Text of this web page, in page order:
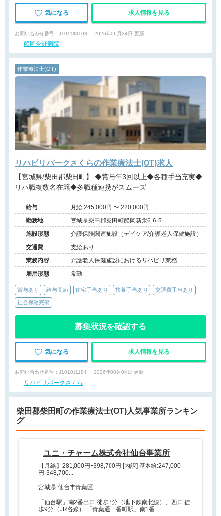
気になる 求人情報を見る
お問い合わせ番号 : J101183103 2026年06月24日 更新
船岡今野病院
作業療法士(OT)
リハビリパークさくらの作業療法士(OT)求人
【宮城県/柴田郡柴田町】 ◆賞与年3回以上◆各種手当充実◆
リハ職複数名在籍◆多職種連携がスムーズ
給与
月給 245,000円 〜 220,000円
勤務地
宮城県柴田郡柴田町船岡新栄6-6-5
施設形態
介護保険関連施設（デイケア/介護老人保健施設）
交通費
支給あり
業務内容
介護老人保健施設におけるリハビリ業務
雇用形態
常勤
賞与あり 給与高め 住宅手当あり 扶養手当あり 交通費手当あり
社会保険完備
募集状況を確認する
気になる 求人情報を見る
お問い合わせ番号 : J101011184 2026年08月04日 更新
リハビリパークさくら
柴田郡柴田町の作業療法士(OT)人気事業所ランキン
グ
ユニ・チャーム株式会社仙台事業所
【月給】281,000円ｰ398,700円 [内訳] 基本給:247,000
円-348,700...
宮城県 仙台市青葉区
「仙台駅」南2番出口 徒歩7分（地下鉄南北線）、西口 徒
歩9分（JR各線） 「青葉通一番町駅」南1番...